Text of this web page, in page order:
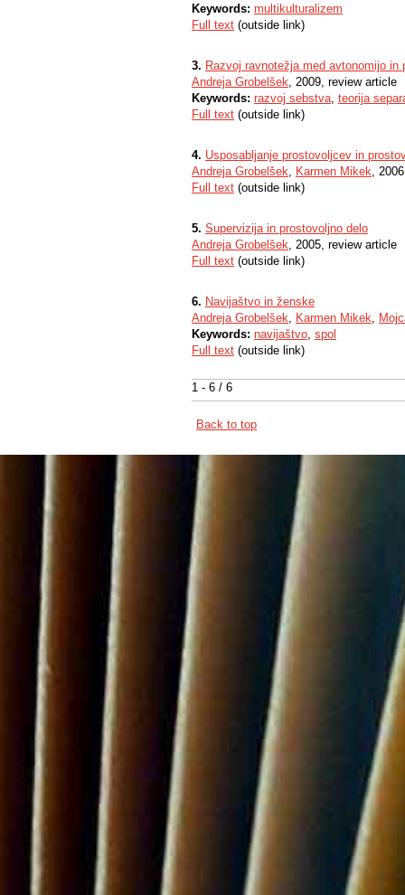
1 - 6 / 6
Keywords: multikulturalizem
Full text (outside link)
3. Razvoj ravnotežja med avtonomijo in
Andreja Grobelšek, 2009, review article
Keywords: razvoj sebstva, teorija
Full text (outside link)
4. Usposabljanje prostovoljcev in
Andreja Grobelšek, Karmen Mikek,
Full text (outside link)
5. Supervizija in prostovoljno delo
Andreja Grobelšek, 2005, review article
Full text (outside link)
6. Navijaštvo in ženske
Andreja Grobelšek, Karmen Mikek,
Keywords: navijaštvo, spol
Full text (outside link)
Back to top